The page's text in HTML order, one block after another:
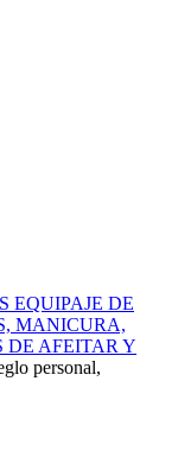
EQUIPAJE DE
MANICURA,
AFEITAR Y
personal,